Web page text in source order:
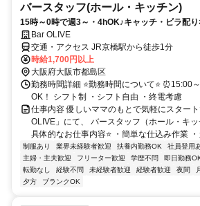
バースタッフ(ホール・キッチン)
15時～0時で週3～・4hOK♪キャッチ・ビラ配
Bar OLIVE
交通・アクセス JR京橋駅から徒歩1分
時給1,700円以上
大阪府大阪市都島区
勤務時間詳細 ⭐勤務時間について⭐
OK！ シフト制 ・シフト自由 ・終電考慮
仕事内容 優しいママのもとで気軽にスター
OLIVE」にて、 バースタッフ（ホール・キ
具体的なお仕事内容⭐ ・簡単な仕込み作業
制服あり 業界未経験者歓迎 扶養内勤務OK 社員登用
主婦・主夫歓迎
フリーター歓迎 学歴不問 即日勤務
転勤なし
経験不問 未経験者歓迎 経験者歓迎 夜間
夕方
ブランクOK